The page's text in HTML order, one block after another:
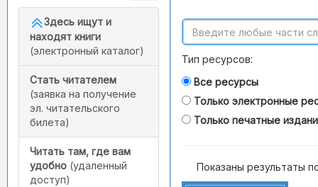
Здесь ищут и
находят книги
(электронный каталог)
Стать читателем
(заявка на получение
эл. читательского
билета)
Читать там, где вам
удобно (удаленный
доступ)
Тип ресурсов:
Все ресурсы
Только электронные
Только печатные
Показаны результаты